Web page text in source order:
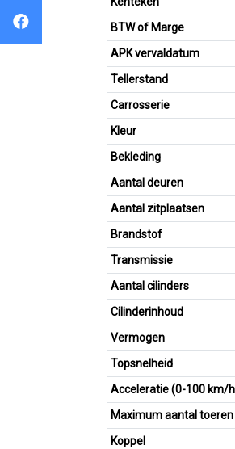
BTW of Marge
APK vervaldatum
Tellerstand
Carrosserie
Kleur
Bekleding
Aantal deuren
Aantal zitplaatsen
Brandstof
Transmissie
Aantal cilinders
Cilinderinhoud
Vermogen
Topsnelheid
Acceleratie (0-100 km/
Maximum aantal
Koppel